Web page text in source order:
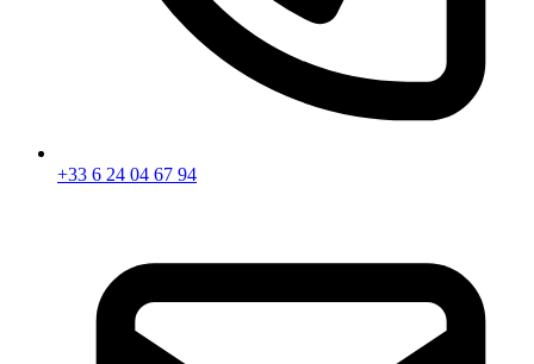
+33 6 24 04 67 94